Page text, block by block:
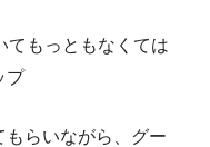
てもっともなくては
プ
らいながら、グー